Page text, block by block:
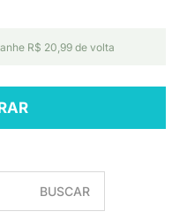
R$ 20,99 de volta
BUSCAR